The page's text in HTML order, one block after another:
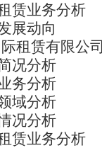
赁业务分析
展动向
租赁有限公司
况分析
务分析
域分析
况分析
赁业务分析